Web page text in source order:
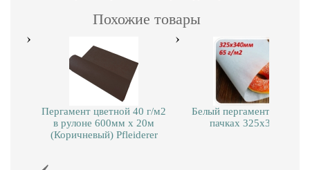
Похожие товары
Пергамент цветной 40 г/м2
в рулоне 600мм x 20м
(Коричневый) Pfleiderer
Белый пергамент 65 г/м2
пачках 325х340мм